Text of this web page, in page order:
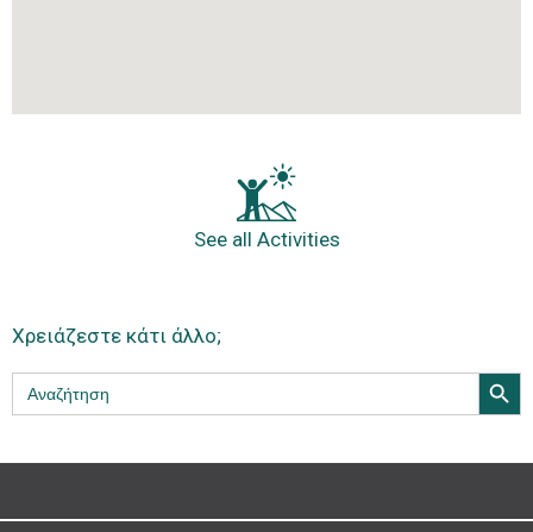
See all Activities
Χρειάζεστε κάτι άλλο;
Search
for:
Search